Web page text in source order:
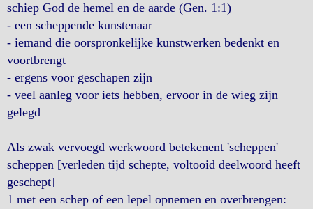
schiep God de hemel en de aarde (Gen. 1:1)
- een scheppende kunstenaar
- iemand die oorspronkelijke kunstwerken bedenkt en
voortbrengt
- ergens voor geschapen zijn
- veel aanleg voor iets hebben, ervoor in de wieg zijn
gelegd
Als zwak vervoegd werkwoord betekenent 'scheppen'
scheppen [verleden tijd schepte, voltooid deelwoord heeft
geschept]
1 met een schep of een lepel opnemen en overbrengen: